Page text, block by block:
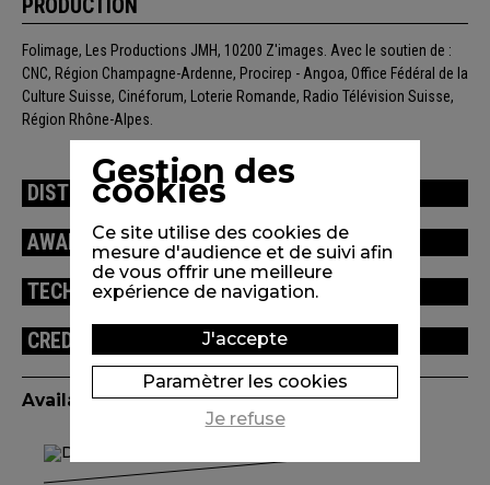
PRODUCTION
Folimage, Les Productions JMH, 10200 Z'images. Avec le soutien de :
CNC, Région Champagne-Ardenne, Procirep - Angoa, Office Fédéral de la
Culture Suisse, Cinéforum, Loterie Romande, Radio Télévision Suisse,
Région Rhône-Alpes.
DISTRIBUTION
AWARDS / FESTIVALS
TECHNICAL INFORMATION
CREDITS
Available edition(s)
Gestion des
cookies
Ce site utilise des cookies de
mesure d'audience et de suivi afin
de vous offrir une meilleure
expérience de navigation.
J'accepte
Paramètrer les cookies
Je refuse